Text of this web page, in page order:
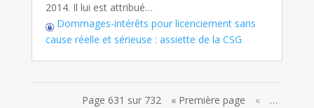
2014. Il lui est attribué…
Dommages-intérêts pour licenciement sans
cause réelle et sérieuse : assiette de la CSG
Page 631 sur 732 « Première page «
…